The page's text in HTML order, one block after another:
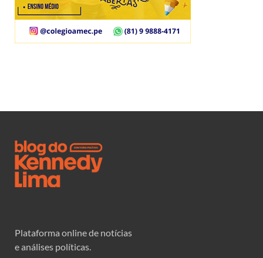
Plataforma online de notícias
e análises políticas.